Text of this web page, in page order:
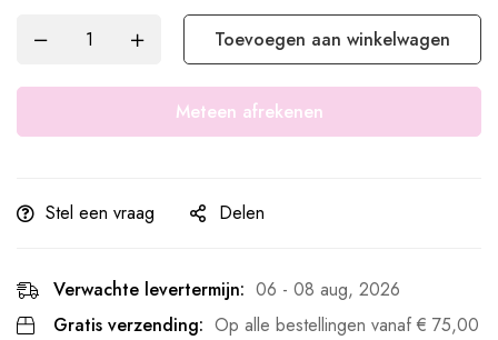
Toevoegen aan winkelwagen
Meteen afrekenen
Stel een vraag Delen
Verwachte levertermijn: 06 - 08 aug, 2026
Gratis verzending: Op alle bestellingen vanaf € 75,00